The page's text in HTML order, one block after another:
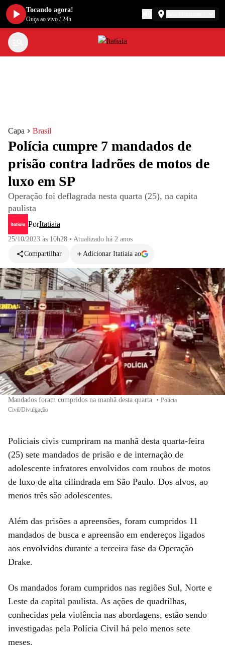
Capa Brasil
Polícia cumpre 7 mandados de
prisão contra ladrões de motos de
luxo em SP
Operação foi deflagrada nesta quarta (25), na capita
paulista
PorItatiaia
25/10/2023 às 10h28 • Atualizado há 2 anos
Compartilhar
Adicionar Itatiaia ao
Mandados foram cumpridos na manhã desta quarta • Polícia
Civil/Divulgação
Policiais civis cumpriram na manhã desta quarta-feira
(25) sete mandados de prisão e de internação de
adolescente infratores envolvidos com roubos de motos
de luxo de alta cilindrada em São Paulo. Dos alvos, ao
menos três são adolescentes.
Além das prisões a apreensões, foram cumpridos 11
mandados de busca e apreensão em endereços ligados
aos envolvidos durante a terceira fase da Operação
Drake.
Os mandados foram cumpridos nas regiões Sul, Norte e
Leste da capital paulista. As ações de quadrilhas,
conhecidas pela violência nas abordagens, estão sendo
investigadas pela Polícia Civil há pelo menos sete
meses.
Tocando agora!
Ouça ao vivo /24h